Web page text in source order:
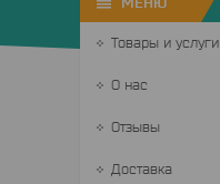
Товары и услуги
О нас
Отзывы
Доставка